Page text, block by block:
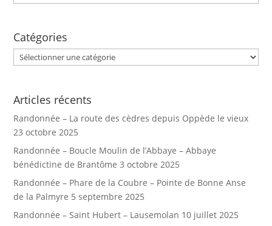
Catégories
Catégories
Articles récents
Randonnée – La route des cèdres depuis Oppède le vieux
23 octobre 2025
Randonnée – Boucle Moulin de l’Abbaye – Abbaye
bénédictine de Brantôme 3 octobre 2025
Randonnée – Phare de la Coubre – Pointe de Bonne Anse
de la Palmyre 5 septembre 2025
Randonnée – Saint Hubert – Lausemolan 10 juillet 2025